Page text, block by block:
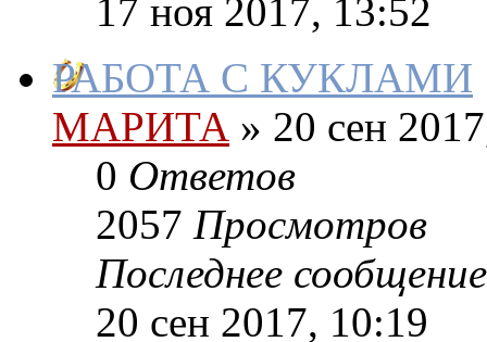
17 ноя 2017, 13:52
РАБОТА С КУКЛАМИ
МАРИТА » 20 сен
0 Ответов
2057 Просмотров
Последнее сообщение
20 сен 2017, 10:19